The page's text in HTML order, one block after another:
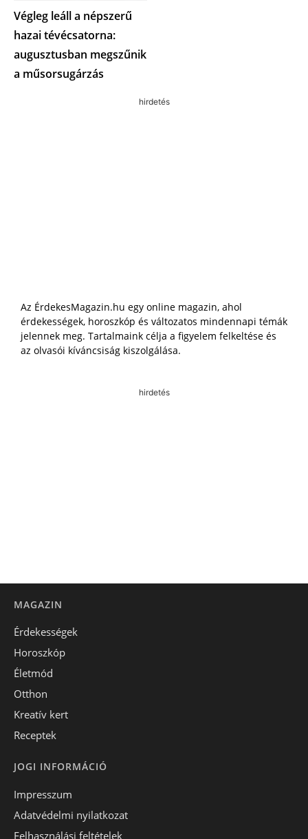
Végleg leáll a népszerű
hazai tévécsatorna:
augusztusban megszűnik
a műsorsugárzás
hirdetés
Az ÉrdekesMagazin.hu egy online magazin, ahol
érdekességek, horoszkóp és változatos mindennapi témák
jelennek meg. Tartalmaink célja a figyelem felkeltése és
az olvasói kíváncsiság kiszolgálása.
hirdetés
MAGAZIN
Érdekességek
Horoszkóp
Életmód
Otthon
Kreatív kert
Receptek
JOGI INFORMÁCIÓ
Impresszum
Adatvédelmi nyilatkozat
Felhasználási feltételek